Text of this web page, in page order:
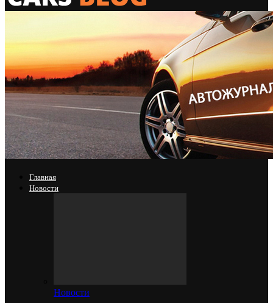
Главная
Новости
Новости